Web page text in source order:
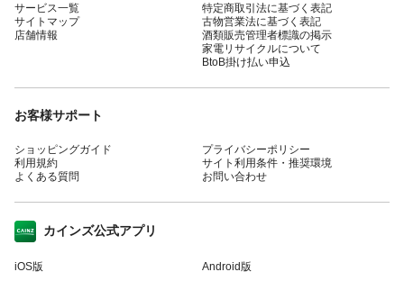
サービス一覧
サイトマップ
店舗情報
特定商取引法に基づく表記
古物営業法に基づく表記
酒類販売管理者標識の掲示
家電リサイクルについて
BtoB掛け払い申込
お客様サポート
ショッピングガイド
利用規約
よくある質問
プライバシーポリシー
サイト利用条件・推奨環境
お問い合わせ
カインズ公式アプリ
iOS版 Android版